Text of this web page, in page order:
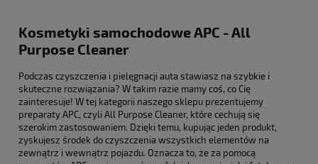
Kosmetyki samochodowe APC - All
Purpose Cleaner
Podczas czyszczenia i pielęgnacji auta stawiasz na szybkie i
skuteczne rozwiązania? W takim razie mamy coś, co Cię
zainteresuje! W tej kategorii naszego sklepu prezentujemy
preparaty APC, czyli All Purpose Cleaner, które cechują się
szerokim zastosowaniem. Dzięki temu, kupując jeden produkt,
zyskujesz środek do czyszczenia wszystkich elementów na
zewnątrz i wewnątrz pojazdu. Oznacza to, że za pomocą